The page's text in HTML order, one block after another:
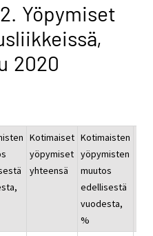
Yöpymiset
2020
Kotimaiset
yöpymiset
yhteensä
Kotimaisten
yöpymisten
muutos
edellisestä
vuodesta,
%